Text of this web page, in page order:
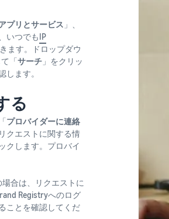
プリとサービス 」、
いつでもIP
ます。ドロップダウ
「サーチ」をクリッ
します。
る
プロバイダーに連絡
クエストに関する情
クします。プロバイ
合は、リクエストに
Registryへのログ
ことを確認してくだ